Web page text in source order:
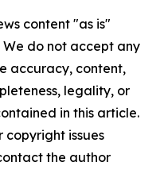
content "as is"
do not accept any
accuracy, content,
legality, or
in this article.
copyright issues
the author